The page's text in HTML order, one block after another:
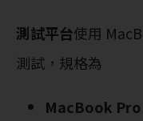
測試平台使用
測試，規格為
MacBook